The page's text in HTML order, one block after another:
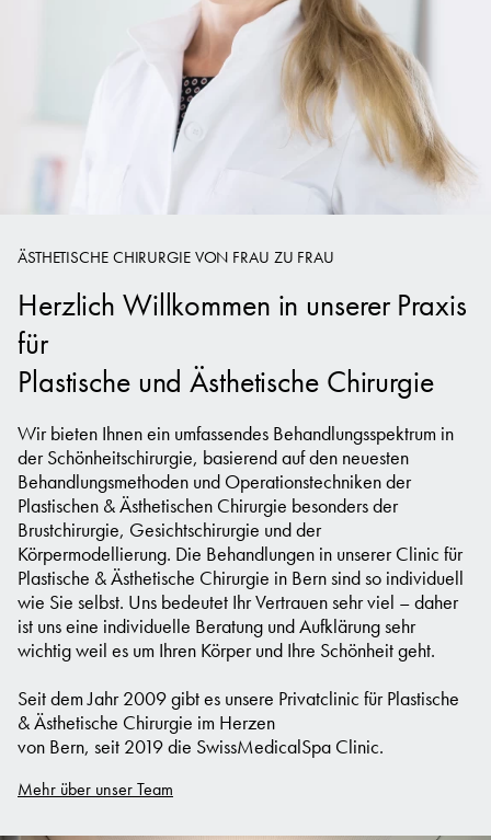
ÄSTHETISCHE CHIRURGIE VON FRAU ZU FRAU
Herzlich Willkommen in unserer Praxis
für
Plastische und Ästhetische Chirurgie
Wir bieten Ihnen ein umfassendes Behandlungsspektrum in
der Schönheitschirurgie, basierend auf den neuesten
Behandlungsmethoden und Operationstechniken der
Plastischen & Ästhetischen Chirurgie besonders der
Brustchirurgie, Gesichtschirurgie und der
Körpermodellierung. Die Behandlungen in unserer Clinic für
Plastische & Ästhetische Chirurgie in Bern sind so individuell
wie Sie selbst. Uns bedeutet Ihr Vertrauen sehr viel – daher
ist uns eine individuelle Beratung und Aufklärung sehr
wichtig weil es um Ihren Körper und Ihre Schönheit geht.
Seit dem Jahr 2009 gibt es unsere Privatclinic für Plastische
& Ästhetische Chirurgie im Herzen
von Bern, seit 2019 die SwissMedicalSpa Clinic.
Mehr über unser Team